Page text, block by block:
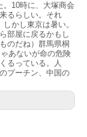
。10時に、大塚商会
るらしい。それ
かし東京は暑い。
部屋に戻るかもし
のだね）群馬県桐
あないが命の危険
るっている。人
プーチン、中国の